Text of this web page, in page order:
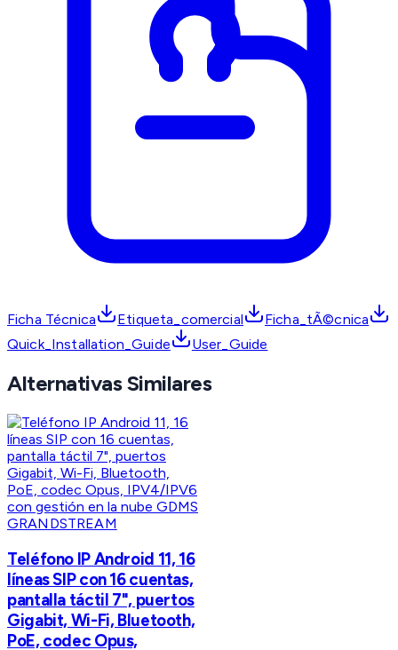
Ficha Técnica Etiqueta_comercial
Ficha_tÃ©cnica
Quick_Installation_Guide
User_Guide
Alternativas Similares
GRANDSTREAM
Teléfono IP Android 11, 16
líneas SIP con 16 cuentas,
pantalla táctil 7", puertos
Gigabit, Wi-Fi, Bluetooth,
PoE, codec Opus,